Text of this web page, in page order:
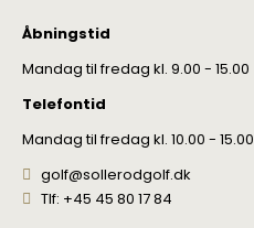
Åbningstid
Mandag til fredag kl. 9.00 - 15.00
Telefontid
Mandag til fredag kl. 10.00 - 15.00
golf@sollerodgolf.dk
Tlf: +45 45 80 17 84